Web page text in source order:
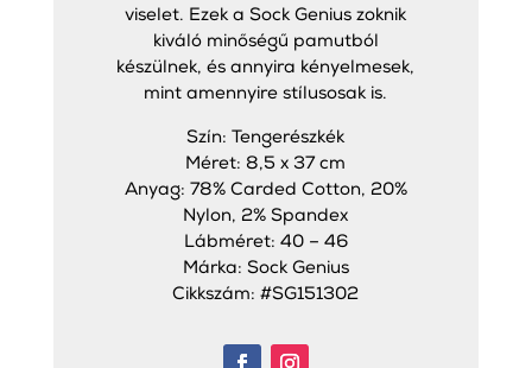
viselet. Ezek a Sock Genius zoknik
kiváló minőségű pamutból
készülnek, és annyira kényelmesek,
mint amennyire stílusosak is.
Szín: Tengerészkék
Méret: 8,5 x 37 cm
Anyag: 78% Carded Cotton, 20%
Nylon, 2% Spandex
Lábméret: 40 – 46
Márka: Sock Genius
Cikkszám: #SG151302